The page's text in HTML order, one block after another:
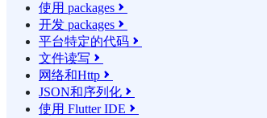
使用 packages 
开发 packages 
平台特定的代码 
文件读写 
网络和Http 
JSON和序列化 
使用 Flutter IDE 